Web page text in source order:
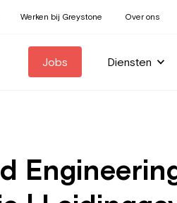
Werken bij Greystone Over ons
Jobs Diensten